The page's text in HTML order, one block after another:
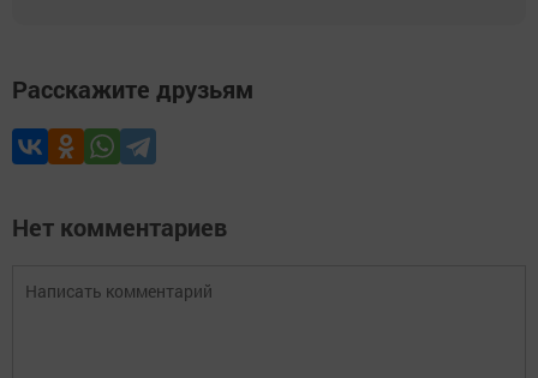
Расскажите друзьям
Нет комментариев